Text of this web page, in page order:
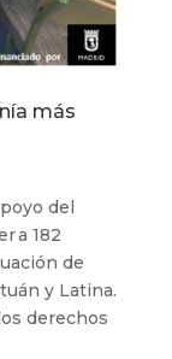
más
del
a 182
de
y Latina.
derechos